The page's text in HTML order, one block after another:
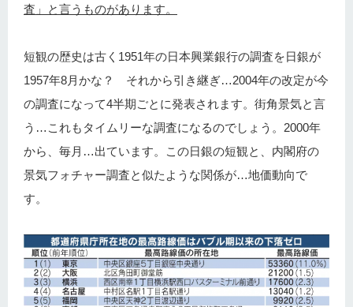
査」と言うものがあります。
短観の歴史は古く1951年の日本興業銀行の調査を日銀が
1957年8月かな？ それから引き継ぎ…2004年の改定が今
の調査になって4半期ごとに発表されます。街角景気と言
う…これもタイムリーな調査になるのでしょう。2000年
から、毎月…出ています。この日銀の短観と、内閣府の
景気フォチャー調査と似たような関係が…地価動向で
す。